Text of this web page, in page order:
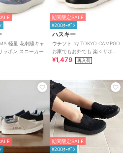
軽量 花刺繍キャ
ッポン スニーカー
期間限定SALE
¥200ｸｰﾎﾟﾝ
ハスキー
ウチソト by TOKYO CAMPGO
お家でもお外でも 楽々サボシ
ューズ
¥1,479 再入荷
期間限定SALE
¥200ｸｰﾎﾟﾝ